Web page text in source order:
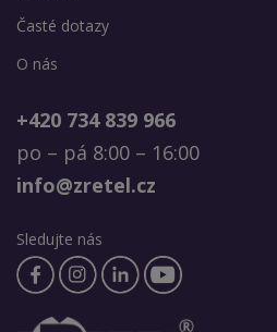
Časté dotazy
O nás
+420 734 839 966
po – pá 8:00 – 16:00
info@zretel.cz
Sledujte nás